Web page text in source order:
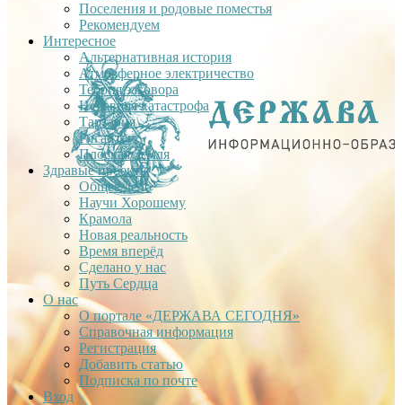
Поселения и родовые поместья
Рекомендуем
Интересное
Альтернативная история
Атмосферное электричество
Теория заговора
Недавняя катастрофа
Тартария
Гиганты
Плоская Земля
Здравые проекты
Общее дело
Научи Хорошему
Крамола
Новая реальность
Время вперёд
Сделано у нас
Путь Сердца
О нас
О портале «ДЕРЖАВА СЕГОДНЯ»
Справочная информация
Регистрация
Добавить статью
Подписка по почте
Вход